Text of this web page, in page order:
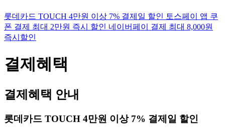
롯데카드 TOUCH 4만원 이상 7% 결제일 할인 토스페이 앱 쿠
폰 결제 최대 2만원 즉시 할인 네이버페이 결제 최대 8,000원
즉시할인
결제혜택
결제혜택 안내
롯데카드 TOUCH 4만원 이상 7% 결제일 할인